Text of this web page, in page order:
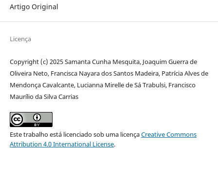
Artigo Original
Licença
Copyright (c) 2025 Samanta Cunha Mesquita, Joaquim Guerra de
Oliveira Neto, Francisca Nayara dos Santos Madeira, Patrícia Alves de
Mendonça Cavalcante, Lucianna Mirelle de Sá Trabulsi, Francisco
Maurílio da Silva Carrias
Este trabalho está licenciado sob uma licençaCreative Commons
Attribution 4.0 International License.